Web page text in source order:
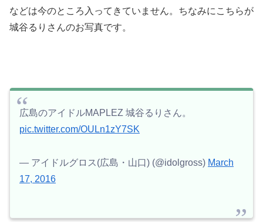
などは今のところ入ってきていません。ちなみにこちらが
城谷るりさんのお写真です。
広島のアイドルMAPLEZ 城谷るりさん。
pic.twitter.com/OULn1zY7SK
— アイドルグロス(広島・山口) (@idolgross) March
17, 2016